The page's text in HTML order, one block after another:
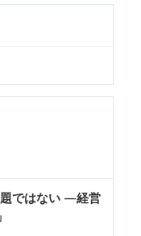
題ではない —経営